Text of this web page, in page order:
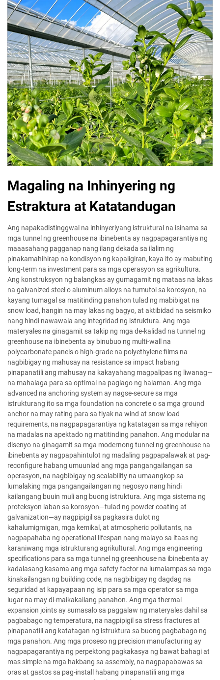
Magaling na Inhinyering ng
Estraktura at Katatandugan
Ang napakadistinggwal na inhinyeriyang istruktural na isinama sa
mga tunnel ng greenhouse na ibinebenta ay nagpapagarantiya ng
maaasahang pagganap nang ilang dekada sa ilalim ng
pinakamahihirap na kondisyon ng kapaligiran, kaya ito ay mabuting
long-term na investment para sa mga operasyon sa agrikultura.
Ang konstruksyon ng balangkas ay gumagamit ng mataas na lakas
na galvanized steel o aluminum alloys na tumutol sa korosyon, na
kayang tumagal sa matitinding panahon tulad ng mabibigat na
snow load, hangin na may lakas ng bagyo, at aktibidad na seismiko
nang hindi nawawala ang integridad ng istruktura. Ang mga
materyales na ginagamit sa takip ng mga de-kalidad na tunnel ng
greenhouse na ibinebenta ay binubuo ng multi-wall na
polycarbonate panels o high-grade na polyethylene films na
nagbibigay ng mahusay na resistance sa impact habang
pinapanatili ang mahusay na kakayahang magpalipas ng liwanag—
na mahalaga para sa optimal na paglago ng halaman. Ang mga
advanced na anchoring system ay nagse-secure sa mga
istrukturang ito sa mga foundation na concrete o sa mga ground
anchor na may rating para sa tiyak na wind at snow load
requirements, na nagpapagarantiya ng katatagan sa mga rehiyon
na madalas na apektado ng matitinding panahon. Ang modular na
disenyo na ginagamit sa mga modernong tunnel ng greenhouse na
ibinebenta ay nagpapahintulot ng madaling pagpapalawak at pag-
reconfigure habang umuunlad ang mga pangangailangan sa
operasyon, na nagbibigay ng scalability na umaangkop sa
lumalaking mga pangangailangan ng negosyo nang hindi
kailangang buuin muli ang buong istruktura. Ang mga sistema ng
proteksyon laban sa korosyon—tulad ng powder coating at
galvanization—ay nagpipigil sa pagkasira dulot ng
kahalumigmigan, mga kemikal, at atmospheric pollutants, na
nagpapahaba ng operational lifespan nang malayo sa itaas ng
karaniwang mga istrukturang agrikultural. Ang mga engineering
specifications para sa mga tunnel ng greenhouse na ibinebenta ay
kadalasang kasama ang mga safety factor na lumalampas sa mga
kinakailangan ng building code, na nagbibigay ng dagdag na
seguridad at kapayapaan ng isip para sa mga operator sa mga
lugar na may di-maikakailang panahon. Ang mga thermal
expansion joints ay sumasalo sa paggalaw ng materyales dahil sa
pagbabago ng temperatura, na nagpipigil sa stress fractures at
pinapanatili ang katatagan ng istruktura sa buong pagbabago ng
mga panahon. Ang mga proseso ng precision manufacturing ay
nagpapagarantiya ng perpektong pagkakasya ng bawat bahagi at
mas simple na mga hakbang sa assembly, na nagpapabawas sa
oras at gastos sa pag-install habang pinapanatili ang mga